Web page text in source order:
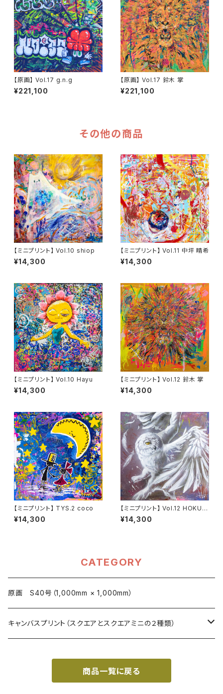
【原画】 Vol.17 g.n.g
¥221,100
【原画】 Vol.17 鈴木 掌
¥221,100
その他の商品
【ミニプリント】 Vol.10 shiop
¥14,300
【ミニプリント】 Vol.11 中坪 晴希
¥14,300
【ミニプリント】 Vol.10 Hayu
¥14,300
【ミニプリント】 Vol.12 鈴木 掌
¥14,300
【ミニプリント】 TYS.2 coco
¥14,300
【ミニプリント】 Vol.12 HOKUT
O TANEICHI
¥14,300
CATEGORY
原画 S40号（1,000mm × 1,000mm）
キャンバスプリント（スクエアとスクエアミニの２種類）
スクエアミニ (180mm×180mm)
商品一覧に戻る